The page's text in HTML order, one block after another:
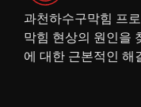
과천하수구막힘 프
막힘 현상의 원인을
에 대한 근본적인 해